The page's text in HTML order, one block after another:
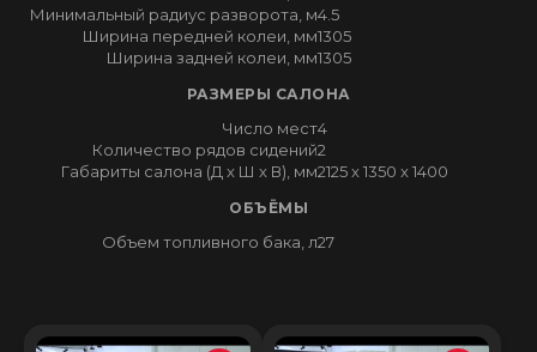
Минимальный радиус разворота, м4.5
Ширина передней колеи, мм1305
Ширина задней колеи, мм1305
РАЗМЕРЫ САЛОНА
Число мест4
Количество рядов сидений2
Габариты салона (Д x Ш x В), мм2125 x 1350 x 1400
ОБЪЁМЫ
Объем топливного бака, л27